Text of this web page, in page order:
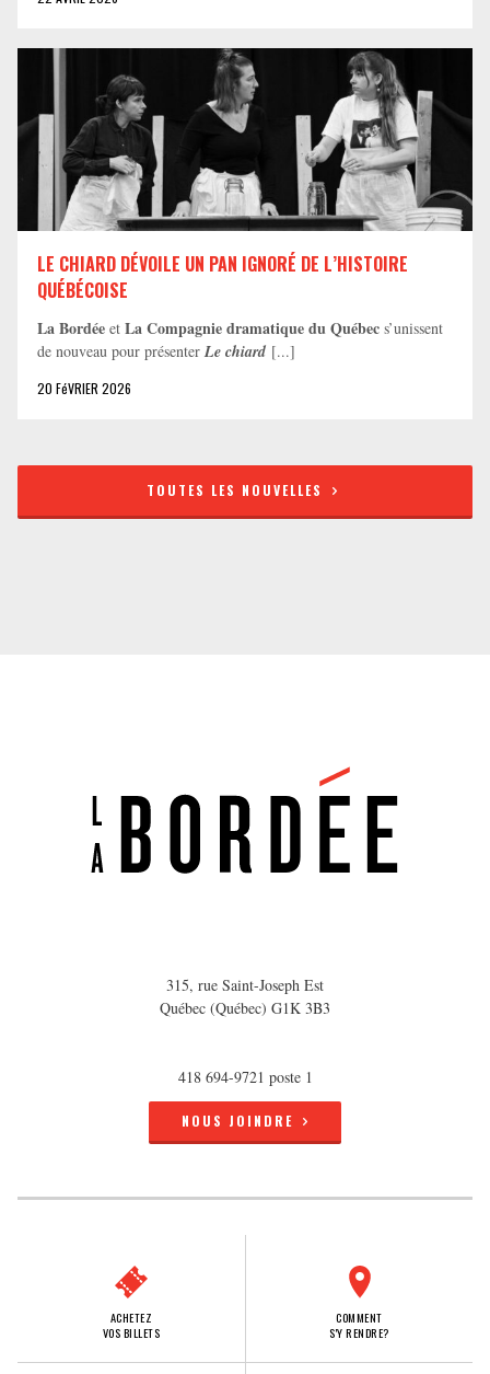
LE CHIARD DÉVOILE UN PAN IGNORÉ DE L’HISTOIRE
QUÉBÉCOISE
La Bordée et La Compagnie dramatique du Québec s’unissent
de nouveau pour présenter Le chiard [...]
20 FéVRIER 2026
TOUTES LES NOUVELLES
315, rue Saint-Joseph Est
Québec (Québec) G1K 3B3
418 694-9721 poste 1
NOUS JOINDRE
ACHETEZ
VOS BILLETS
COMMENT
S'Y RENDRE?